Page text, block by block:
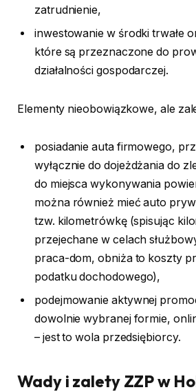
zatrudnienie,
inwestowanie w środki trwałe
które są przeznaczone do
działalności gospodarczej.
Elementy nieobowiązkowe, ale
posiadanie auta firmowego,
wyłącznie do dojeżdżania do
do miejsca wykonywania
można również mieć auto
tzw. kilometrówkę (spisując
przejechane w celach
praca-dom, obniża to koszty
podatku dochodowego),
podejmowanie aktywnej
dowolnie wybranej formie,
– jest to wola przedsiębiorcy.
Wady i zalety ZZP w